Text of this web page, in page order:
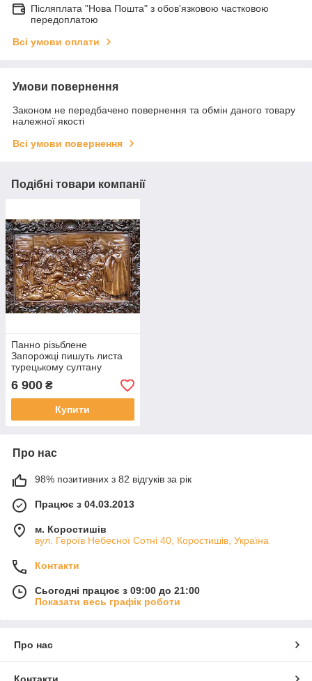
Післяплата "Нова Пошта" з обов'язковою частковою
передоплатою
Всі умови оплати
Умови повернення
Законом не передбачено повернення та обмін даного товару
належної якості
Всі умови повернення
Подібні товари компанії
Панно різьблене
Запорожці пишуть листа
турецькому султану
6 900 ₴
Купити
Про нас
98% позитивних з 82 відгуків за рік
Працює з 04.03.2013
м. Коростишів
вул. Героїв Небесної Сотні 40, Коростишів, Україна
Контакти
Сьогодні працює з 09:00 до 21:00
Показати весь графік роботи
Про нас